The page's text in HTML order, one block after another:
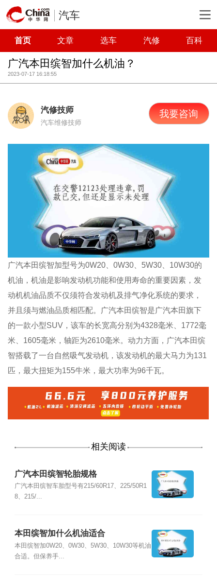
汽车
首页 文章 选车 汽修 百科
广汽本田缤智加什么机油？
2023-07-17 16:18:55
汽修技师
汽车维修技师
我要咨询
广汽本田缤智加型号为0W20、0W30、5W30、10W30的
机油，机油是影响发动机功能和使用寿命的重要因素，发
动机机油品质不仅须符合发动机及排气净化系统的要求，
并且须与燃油品质相匹配。广汽本田缤智是广汽本田旗下
的一款小型SUV，该车的长宽高分别为4328毫米、1772毫
米、1605毫米，轴距为2610毫米。动力方面，广汽本田缤
智搭载了一台自然吸气发动机，该发动机的最大马力为131
匹，最大扭矩为155牛米，最大功率为96千瓦。
相关阅读
广汽本田缤智轮胎规格
广汽本田缤智车胎型号有215/60R17、225/50R1
8、215/...
本田缤智加什么机油适合
本田缤智加0W20、0W30、5W30、10W30等机油
合适。但保养手...